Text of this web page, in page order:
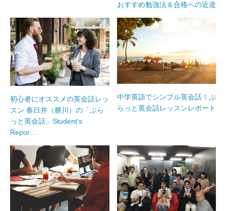
おすすめ勉強法＆合格への近道
初心者にオススメの英会話レッ
スン 春日井（勝川）の「ぷら
っと英会話」Student’s
Repor…
中学英語でシンプル英会話！ぷ
らっと英会話レッスンレポート